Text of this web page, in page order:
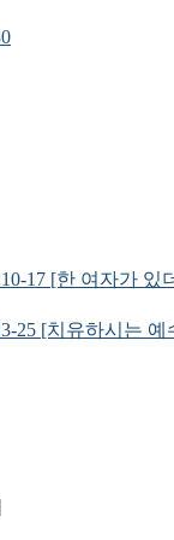
17 [한 여자가 있
25 [치유하시는 예